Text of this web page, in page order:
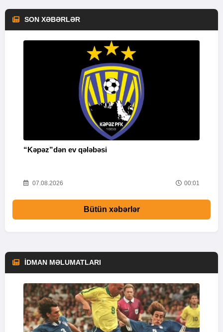
SON XƏBƏRLƏR
“Kəpəz”dən ev qələbəsi
07.08.2026 00:01
Bütün xəbərlər
İDMAN MƏLUMATLARI